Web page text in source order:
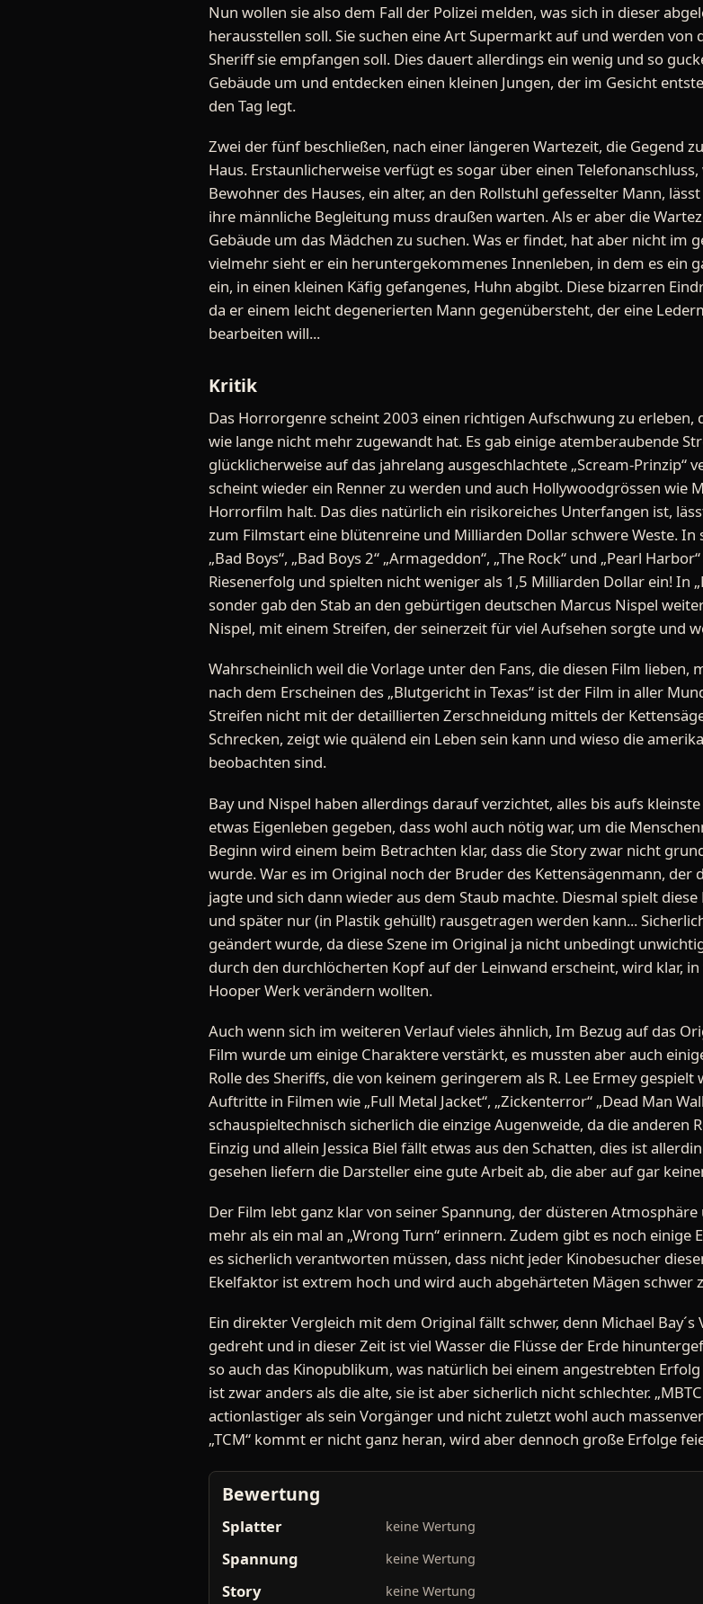
Nun wollen sie also dem Fall der Polizei melden, was sich in dieser
herausstellen soll. Sie suchen eine Art Supermarkt auf und werden
Sheriff sie empfangen soll. Dies dauert allerdings ein wenig und so
Gebäude um und entdecken einen kleinen Jungen, der im Gesicht
den Tag legt.
Zwei der fünf beschließen, nach einer längeren Wartezeit, die Gegend
Haus. Erstaunlicherweise verfügt es sogar über einen
Bewohner des Hauses, ein alter, an den Rollstuhl gefesselter Mann,
ihre männliche Begleitung muss draußen warten. Als er aber die
Gebäude um das Mädchen zu suchen. Was er findet, hat aber nicht im
vielmehr sieht er ein heruntergekommenes Innenleben, in dem es ein
ein, in einen kleinen Käfig gefangenes, Huhn abgibt. Diese bizarren
da er einem leicht degenerierten Mann gegenübersteht, der eine
bearbeiten will...
Kritik
Das Horrorgenre scheint 2003 einen richtigen Aufschwung zu erleben,
wie lange nicht mehr zugewandt hat. Es gab einige atemberaubende
glücklicherweise auf das jahrelang ausgeschlachtete „Scream-Prinzip“
scheint wieder ein Renner zu werden und auch Hollywoodgrössen wie
Horrorfilm halt. Das dies natürlich ein risikoreiches Unterfangen ist,
zum Filmstart eine blütenreine und Milliarden Dollar schwere Weste.
„Bad Boys“, „Bad Boys 2“ „Armageddon“, „The Rock“ und „Pearl
Riesenerfolg und spielten nicht weniger als 1,5 Milliarden Dollar ein! In
sonder gab den Stab an den gebürtigen deutschen Marcus Nispel
Nispel, mit einem Streifen, der seinerzeit für viel Aufsehen sorgte und
Wahrscheinlich weil die Vorlage unter den Fans, die diesen Film lieben,
nach dem Erscheinen des „Blutgericht in Texas“ ist der Film in aller
Streifen nicht mit der detaillierten Zerschneidung mittels der
Schrecken, zeigt wie quälend ein Leben sein kann und wieso die
beobachten sind.
Bay und Nispel haben allerdings darauf verzichtet, alles bis aufs
etwas Eigenleben gegeben, dass wohl auch nötig war, um die
Beginn wird einem beim Betrachten klar, dass die Story zwar nicht
wurde. War es im Original noch der Bruder des Kettensägenmann, der
jagte und sich dann wieder aus dem Staub machte. Diesmal spielt
und später nur (in Plastik gehüllt) rausgetragen werden kann...
geändert wurde, da diese Szene im Original ja nicht unbedingt
durch den durchlöcherten Kopf auf der Leinwand erscheint, wird klar,
Hooper Werk verändern wollten.
Auch wenn sich im weiteren Verlauf vieles ähnlich, Im Bezug auf das
Film wurde um einige Charaktere verstärkt, es mussten aber auch
Rolle des Sheriffs, die von keinem geringerem als R. Lee Ermey gespielt
Auftritte in Filmen wie „Full Metal Jacket“, „Zickenterror“ „Dead Man
schauspieltechnisch sicherlich die einzige Augenweide, da die anderen
Einzig und allein Jessica Biel fällt etwas aus den Schatten, dies ist
gesehen liefern die Darsteller eine gute Arbeit ab, die aber auf gar
Der Film lebt ganz klar von seiner Spannung, der düsteren
mehr als ein mal an „Wrong Turn“ erinnern. Zudem gibt es noch einige
es sicherlich verantworten müssen, dass nicht jeder Kinobesucher
Ekelfaktor ist extrem hoch und wird auch abgehärteten Mägen schwer
Ein direkter Vergleich mit dem Original fällt schwer, denn Michael
gedreht und in dieser Zeit ist viel Wasser die Flüsse der Erde
so auch das Kinopublikum, was natürlich bei einem angestrebten
ist zwar anders als die alte, sie ist aber sicherlich nicht schlechter.
actionlastiger als sein Vorgänger und nicht zuletzt wohl auch
„TCM“ kommt er nicht ganz heran, wird aber dennoch große Erfolge
Bewertung
Splatter keine Wertung
Spannung keine Wertung
Story keine Wertung